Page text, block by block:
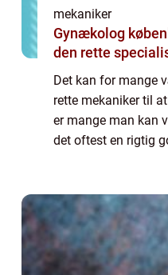
mekaniker
Gynækolog københavn sådan
den rette
Det kan for mange
rette mekaniker til
er mange man kan
det oftest en rigtig